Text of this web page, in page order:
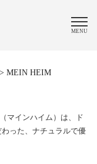
MENU
MEIN HEIM
マインハイム）は、ド
わった、ナチュラルで優